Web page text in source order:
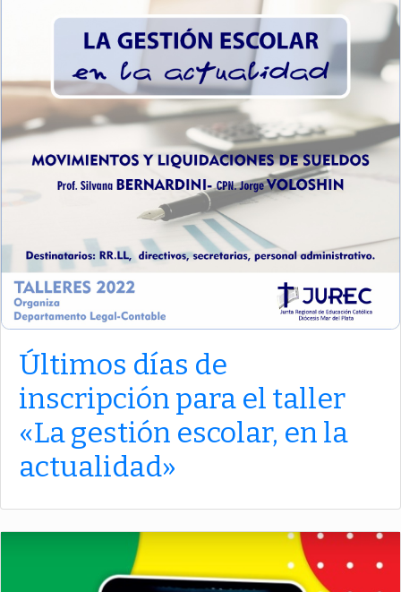
Últimos días de
inscripción para el taller
«La gestión escolar, en la
actualidad»